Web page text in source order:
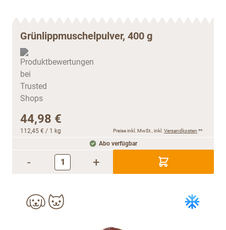
Grünlippmuschelpulver, 400 g
44,98 €
112,45 € / 1 kg Preise inkl. MwSt., inkl. Versandkosten **
Abo verfügbar
- +